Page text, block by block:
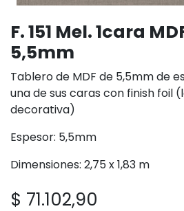
F. 151 Mel. 1cara
5,5mm
Tablero de MDF de 5,5mm de
una de sus caras con finish foil
decorativa)
Espesor: 5,5mm
Dimensiones: 2,75 x 1,83 m
$ 71.102,90